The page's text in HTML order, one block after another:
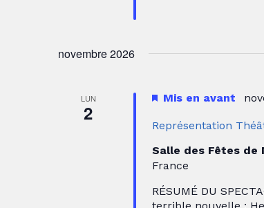
novembre 2026
LUN
2
Représentation
Mis en avant
Salle des Fêtes de
France
RÉSUMÉ DU